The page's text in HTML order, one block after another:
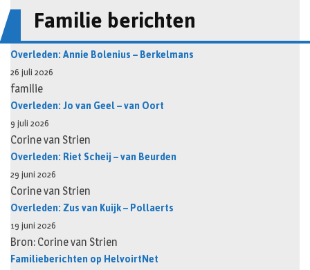
Familie berichten
Overleden: Annie Bolenius – Berkelmans
26 juli 2026
familie
Overleden: Jo van Geel – van Oort
9 juli 2026
Corine van Strien
Overleden: Riet Scheij – van Beurden
29 juni 2026
Corine van Strien
Overleden: Zus van Kuijk – Pollaerts
19 juni 2026
Bron: Corine van Strien
Familieberichten op HelvoirtNet